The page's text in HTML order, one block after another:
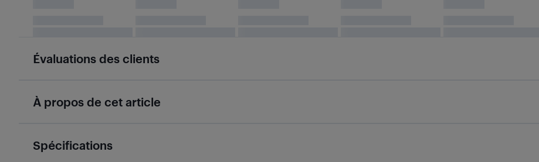
Évaluations des clients
À propos de cet article
Spécifications